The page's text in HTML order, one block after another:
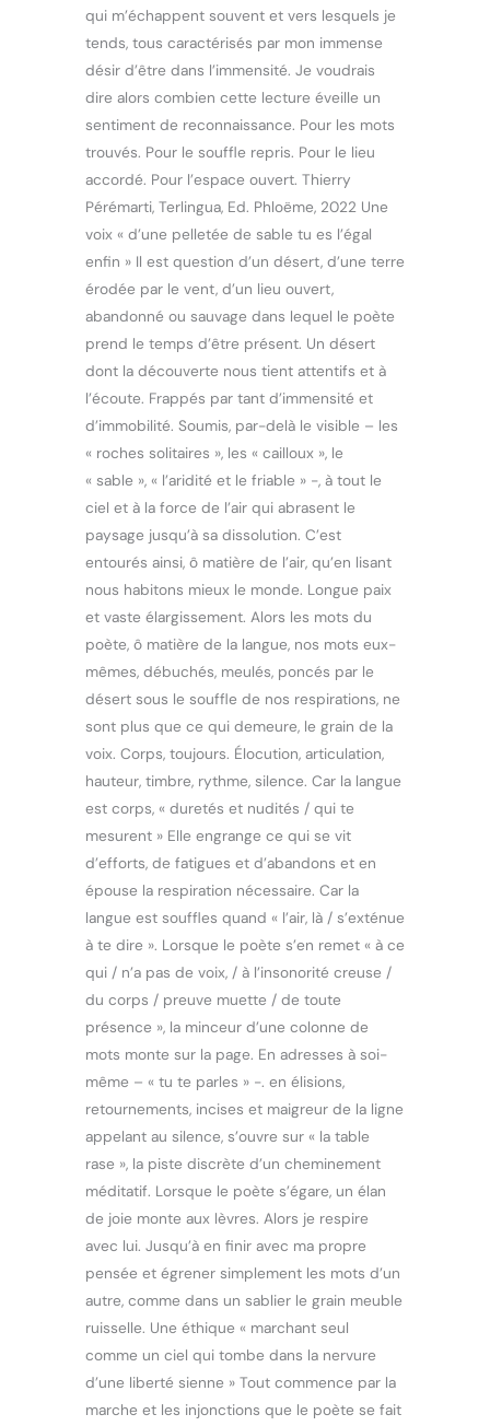
qui m’échappent souvent et vers lesquels je
tends, tous caractérisés par mon immense
désir d’être dans l’immensité. Je voudrais
dire alors combien cette lecture éveille un
sentiment de reconnaissance. Pour les mots
trouvés. Pour le souffle repris. Pour le lieu
accordé. Pour l’espace ouvert. Thierry
Pérémarti, Terlingua, Ed. Phloëme, 2022 Une
voix « d’une pelletée de sable tu es l’égal
enfin » Il est question d’un désert, d’une terre
érodée par le vent, d’un lieu ouvert,
abandonné ou sauvage dans lequel le poète
prend le temps d’être présent. Un désert
dont la découverte nous tient attentifs et à
l’écoute. Frappés par tant d’immensité et
d’immobilité. Soumis, par-delà le visible – les
« roches solitaires », les « cailloux », le
« sable », « l’aridité et le friable » -, à tout le
ciel et à la force de l’air qui abrasent le
paysage jusqu’à sa dissolution. C’est
entourés ainsi, ô matière de l’air, qu’en lisant
nous habitons mieux le monde. Longue paix
et vaste élargissement. Alors les mots du
poète, ô matière de la langue, nos mots eux-
mêmes, débuchés, meulés, poncés par le
désert sous le souffle de nos respirations, ne
sont plus que ce qui demeure, le grain de la
voix. Corps, toujours. Élocution, articulation,
hauteur, timbre, rythme, silence. Car la langue
est corps, « duretés et nudités / qui te
mesurent » Elle engrange ce qui se vit
d’efforts, de fatigues et d’abandons et en
épouse la respiration nécessaire. Car la
langue est souffles quand « l’air, là / s’exténue
à te dire ». Lorsque le poète s’en remet « à ce
qui / n’a pas de voix, / à l’insonorité creuse /
du corps / preuve muette / de toute
présence », la minceur d’une colonne de
mots monte sur la page. En adresses à soi-
même – « tu te parles » -. en élisions,
retournements, incises et maigreur de la ligne
appelant au silence, s’ouvre sur « la table
rase », la piste discrète d’un cheminement
méditatif. Lorsque le poète s’égare, un élan
de joie monte aux lèvres. Alors je respire
avec lui. Jusqu’à en finir avec ma propre
pensée et égrener simplement les mots d’un
autre, comme dans un sablier le grain meuble
ruisselle. Une éthique « marchant seul
comme un ciel qui tombe dans la nervure
d’une liberté sienne » Tout commence par la
marche et les injonctions que le poète se fait